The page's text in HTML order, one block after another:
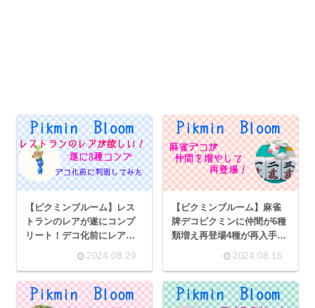
【ピクミンブルーム】レス
トランのレアが遂にコンプ
リート！デコ化前にレアか
判別してみよう
2024.08.29
【ピクミンブルーム】麻雀
牌デコピクミンに仲間が6種
類増え再登場4種が再入手の
チャンス！お店で見かけた
2024.08.16